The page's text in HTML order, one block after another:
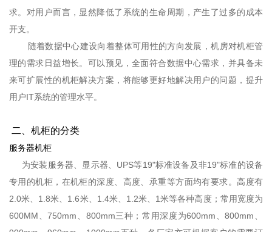
求。对用户而言，显然降低了系统的生命周期，产生了过多的成本
开支。
随着数据中心建设向着整体可用性的方向发展，机房对机柜管
理的需求日益增长。可以预见，全面符合数据中心需求，并具备未
来可扩展性的机柜解决方案，将能够更好地解决用户的问题，提升
用户IT系统的管理水平。
二、机柜的分类
服务器机柜
为安装服务器、显示器、UPS等19"标准设备及非19"标准的设备
专用的机柜，在机柜的深度、高度、承重等方面均有要求。高度有
2.0米、1.8米、1.6米、1.4米、1.2米、1米等各种高度；常用宽度为
600MM、750mm、800mm三种；常用深度为600mm、800mm、